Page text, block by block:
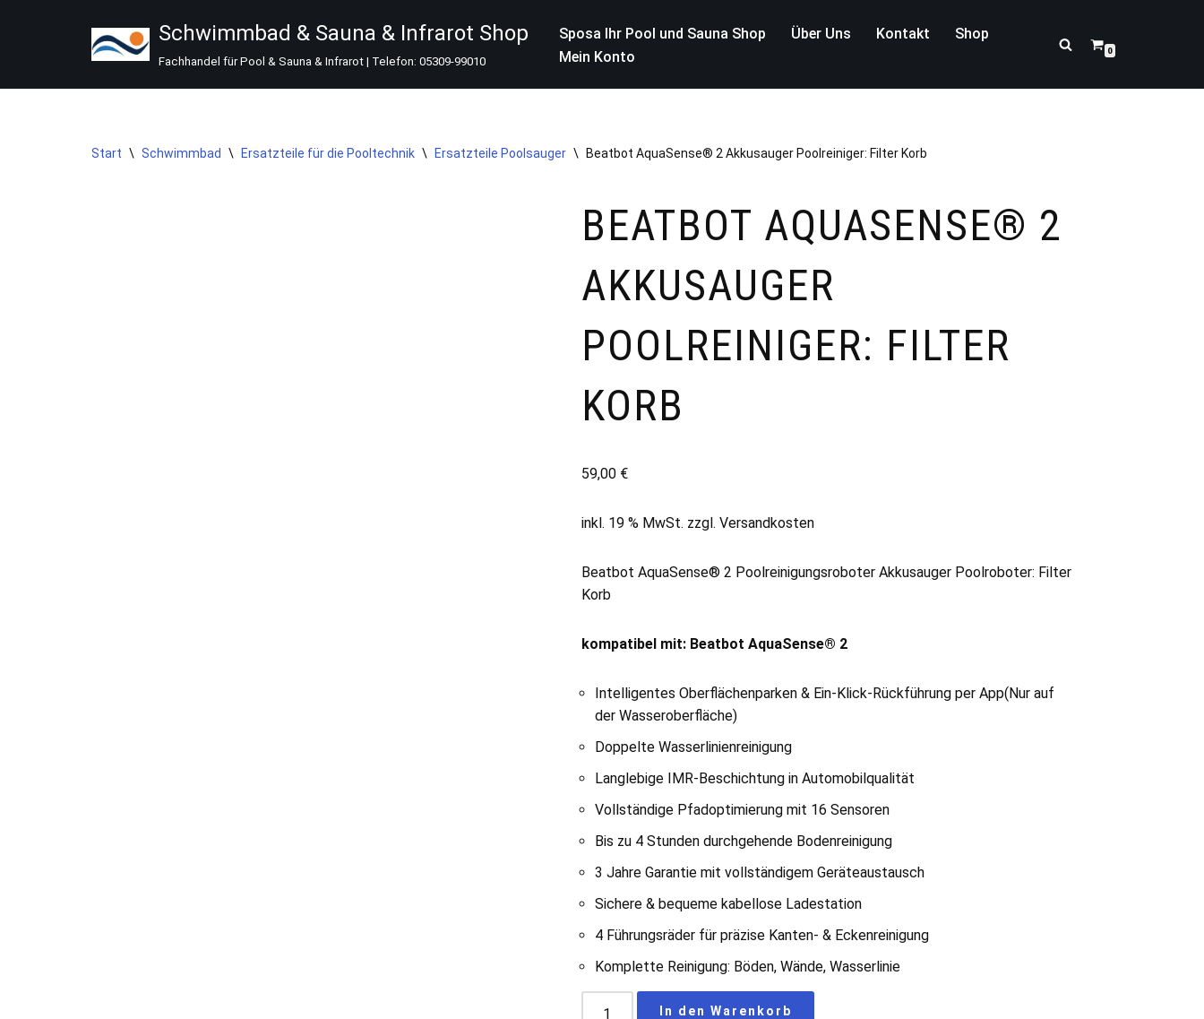
springen
Schwimmbad & Sauna & Infrarot Shop
Fachhandel für Pool & Sauna & Infrarot | Telefon: 05309-99010
Sposa Ihr Pool und Sauna Shop Über Uns Kontakt
Shop
Mein Konto
0
Start \ Schwimmbad \ Ersatzteile für die Pooltechnik \ Ersatzteile Poolsauger \ Beatbot AquaSense® 2 Akkusauger Poolreiniger: Filter Korb
BEATBOT AQUASENSE® 2
AKKUSAUGER
POOLREINIGER: FILTER
KORB
59,00 €
inkl. 19 % MwSt. zzgl.Versandkosten
Beatbot AquaSense® 2 Poolreinigungsroboter Akkusauger Poolroboter: Filter
Korb
kompatibel mit: Beatbot AquaSense® 2
Intelligentes Oberflächenparken & Ein-Klick-Rückführung per App(Nur auf
der Wasseroberfläche)
Doppelte Wasserlinienreinigung
Langlebige IMR-Beschichtung in Automobilqualität
Vollständige Pfadoptimierung mit 16 Sensoren
Bis zu 4 Stunden durchgehende Bodenreinigung
3 Jahre Garantie mit vollständigem Geräteaustausch
Sichere & bequeme kabellose Ladestation
4 Führungsräder für präzise Kanten- & Eckenreinigung
Komplette Reinigung: Böden, Wände, Wasserlinie
In den Warenkorb